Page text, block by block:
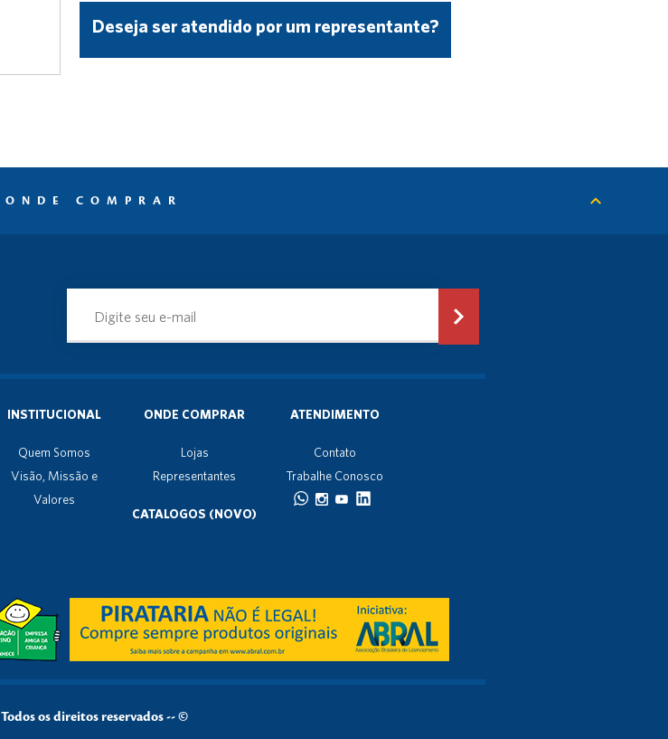
Deseja ser atendido por um representante?
ONDE COMPRAR
INSTITUCIONAL
Quem Somos
Visão, Missão e
Valores
ONDE COMPRAR
Lojas
Representantes
ATENDIMENTO
Contato
Trabalhe Conosco
CATALOGOS (NOVO)
Todos os direitos reservados -- ©